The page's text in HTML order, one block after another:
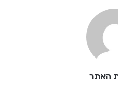
האתר